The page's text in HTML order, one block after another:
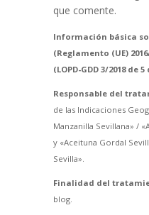
que comente.
Información básica
(Reglamento (UE)
(LOPD-GDD 3/2018 de
Responsable del
de las Indicaciones
Manzanilla Sevillana» /
y «Aceituna Gordal
Sevilla».
Finalidad del
blog.